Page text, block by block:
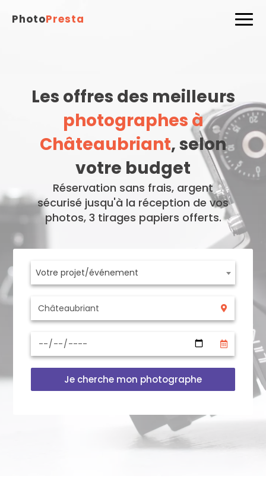
PhotoPresta
Les offres des meilleurs
photographes à
Châteaubriant, selon
votre budget
Réservation sans frais, argent
sécurisé jusqu'à la réception de vos
photos, 3 tirages papiers offerts.
Votre projet/événement
Je cherche mon photographe